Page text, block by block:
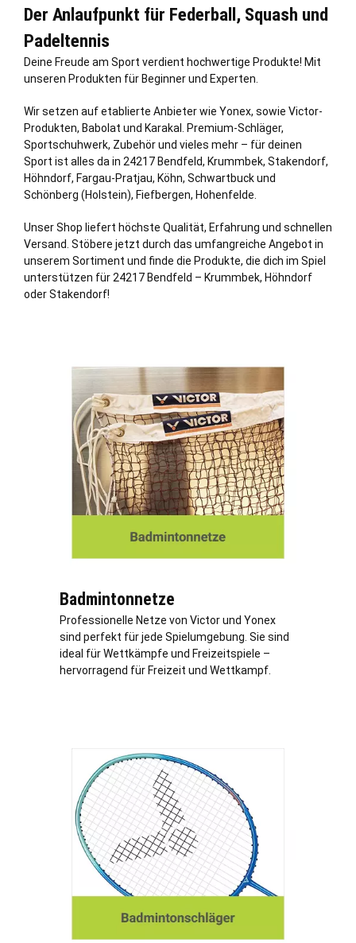
Der Anlaufpunkt für Federball, Squash und
Padeltennis
Deine Freude am Sport verdient hochwertige Produkte! Mit
unseren Produkten für Beginner und Experten.
Wir setzen auf etablierte Anbieter wie Yonex, sowie Victor-
Produkten, Babolat und Karakal. Premium-Schläger,
Sportschuhwerk, Zubehör und vieles mehr – für deinen
Sport ist alles da in 24217 Bendfeld, Krummbek, Stakendorf,
Höhndorf, Fargau-Pratjau, Köhn, Schwartbuckund
Schönberg (Holstein), Fiefbergen, Hohenfelde
Unser Shop liefert höchste Qualität, Erfahrung und schnellen
Versand. Stöbere jetzt durch das umfangreiche Angebot in
unserem Sortiment und finde die Produkte, die dich im Spiel
unterstützen für 24217 Bendfeld – Krummbek, Höhndorf
oder Stakendorf!
Badmintonnetze
Professionelle Netze von Victor und Yonex
sind perfekt für jede Spielumgebung. Sie sind
ideal für Wettkämpfe und Freizeitspiele –
hervorragend für Freizeit und Wettkampf.